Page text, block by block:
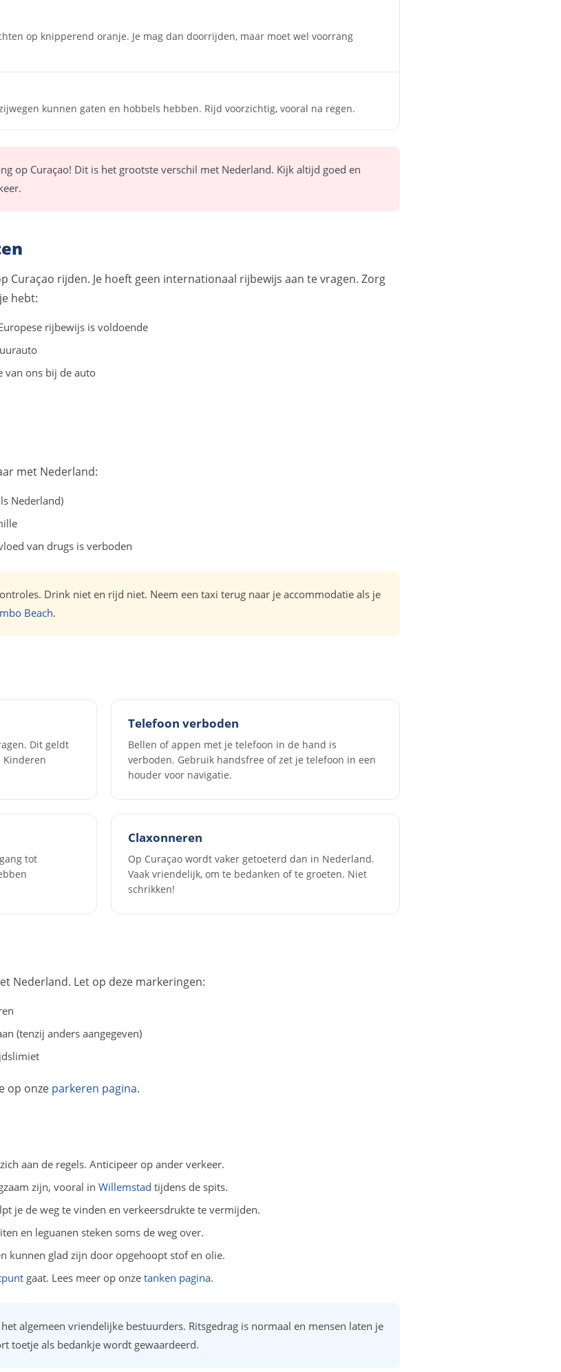
op knipperend oranje. Je mag dan doorrijden, maar moet wel voorrang
kunnen gaten en hobbels hebben. Rijd voorzichtig, vooral na regen.
op Curaçao! Dit is het grootste verschil met Nederland. Kijk altijd goed en
Curaçao rijden. Je hoeft geen internationaal rijbewijs aan te vragen. Zorg
hebt:
rijbewijs is voldoende
van ons bij de auto
met Nederland:
Nederland)
van drugs is verboden
Drink niet en rijd niet. Neem een taxi terug naar je accommodatie als je
Beach.
Dit geldt
Kinderen
Telefoon verboden
Bellen of appen met je telefoon in de hand is
verboden. Gebruik handsfree of zet je telefoon in een
houder voor navigatie.
tot
Claxonneren
Op Curaçao wordt vaker getoeterd dan in Nederland.
Vaak vriendelijk, om te bedanken of te groeten. Niet
schrikken!
Nederland. Let op deze markeringen:
(tenzij anders aangegeven)
op onze parkeren pagina.
aan de regels. Anticipeer op ander verkeer.
zijn, vooral in Willemstad tijdens de spits.
je de weg te vinden en verkeersdrukte te vermijden.
en leguanen steken soms de weg over.
kunnen glad zijn door opgehoopt stof en olie.
gaat. Lees meer op onze tanken pagina.
algemeen vriendelijke bestuurders. Ritsgedrag is normaal en mensen laten je
toetje als bedankje wordt gewaardeerd.